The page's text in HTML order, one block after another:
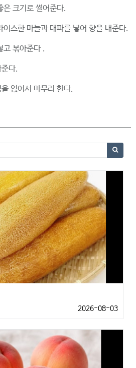
은 크기로 썰어준다.
이스한 마늘과 대파를 넣어 향을 내준다.
고 볶아준다 .
다.
얹어서 마무리 한다.
2026-08-03